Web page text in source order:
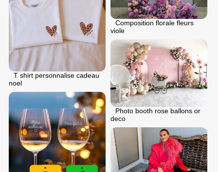
T shirt personnalise cadeau
noel
Composition florale fleurs
viole
Photo booth rose ballons or
deco